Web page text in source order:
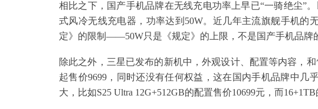
相比之下，国产手机品牌在无线充电功率上早已“一骑绝尘”
式风冷无线充电器，功率达到50W。近几年主流旗舰手机的
定》的限制——50W只是《规定》的上限，不是国产手机品牌
除此之外，三星已发布的新机中，外观设计、配置等内容，
起售价9699，同时还没有任何权益，这在国内手机品牌中几
大，比如S25 Ultra 12G+512GB的配置售价10699元，而